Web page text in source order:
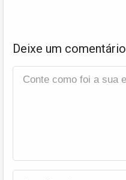
Deixe um comentário